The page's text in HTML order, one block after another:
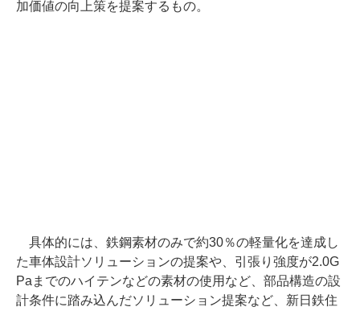
加価値の向上策を提案するもの。
具体的には、鉄鋼素材のみで約30％の軽量化を達成し
た車体設計ソリューションの提案や、引張り強度が2.0G
Paまでのハイテンなどの素材の使用など、部品構造の設
計条件に踏み込んだソリューション提案など、新日鉄住